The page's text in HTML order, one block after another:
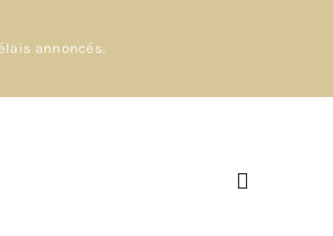
annoncés.